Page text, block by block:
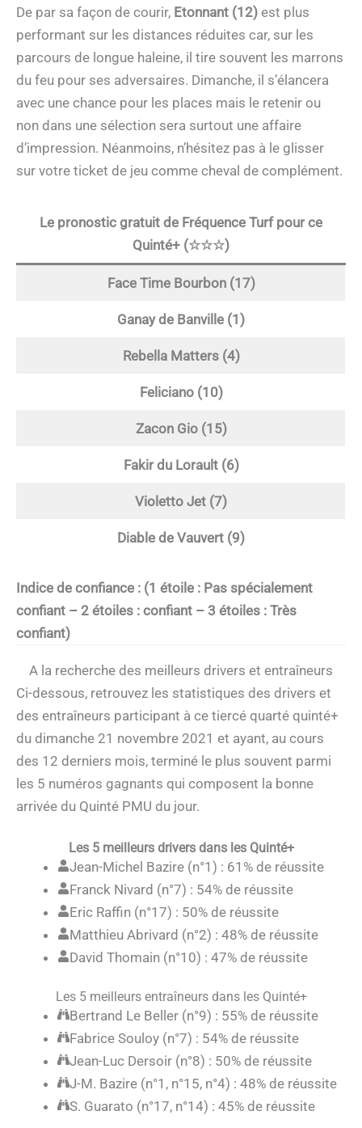
De par sa façon de courir, Etonnant (12) est plus
performant sur les distances réduites car, sur les
parcours de longue haleine, il tire souvent les marrons
du feu pour ses adversaires. Dimanche, il s’élancera
avec une chance pour les places mais le retenir ou
non dans une sélection sera surtout une affaire
d’impression. Néanmoins, n’hésitez pas à le glisser
sur votre ticket de jeu comme cheval de complément.
Le pronostic gratuit de Fréquence Turf pour ce
Quinté+ (☆☆☆)
Face Time Bourbon (17)
Ganay de Banville (1)
Rebella Matters (4)
Feliciano (10)
Zacon Gio (15)
Fakir du Lorault (6)
Violetto Jet (7)
Diable de Vauvert (9)
Indice de confiance : (1 étoile : Pas spécialement
confiant – 2 étoiles : confiant – 3 étoiles : Très
confiant)
A la recherche des meilleurs drivers et entraîneurs
Ci-dessous, retrouvez les statistiques des drivers et
des entraîneurs participant à ce tiercé quarté quinté+
du dimanche 21 novembre 2021 et ayant, au cours
des 12 derniers mois, terminé le plus souvent parmi
les 5 numéros gagnants qui composent la bonne
arrivée du Quinté PMU du jour.
Les 5 meilleurs drivers dans les Quinté+
Jean-Michel Bazire (n°1) : 61% de réussite
Franck Nivard (n°7) : 54% de réussite
Eric Raffin (n°17) : 50% de réussite
Matthieu Abrivard (n°2) : 48% de réussite
David Thomain (n°10) : 47% de réussite
Les 5 meilleurs entraîneurs dans les Quinté+
Bertrand Le Beller (n°9) : 55% de réussite
Fabrice Souloy (n°7) : 54% de réussite
Jean-Luc Dersoir (n°8) : 50% de réussite
J-M. Bazire (n°1, n°15, n°4) : 48% de réussite
S. Guarato (n°17, n°14) : 45% de réussite